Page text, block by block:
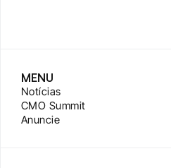
MENU
Notícias
CMO Summit
Anuncie